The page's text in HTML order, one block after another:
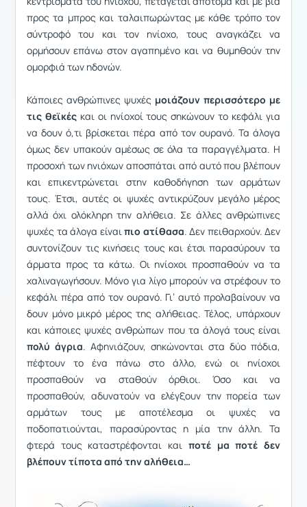
προς τα μπρος και ταλαιπωρώντας με κάθε τρόπο τον
σύντροφό του και τον ηνίοχο, τους αναγκάζει να
ορμήσουν επάνω στον αγαπημένο και να θυμηθούν την
ομορφιά των ηδονών.
Κάποιες ανθρώπινες ψυχές μοιάζουν περισσότερο με
τις θεϊκέςκαι οι ηνίοχοί τους σηκώνουν το κεφάλι για
να δουν ό,τι βρίσκεται πέρα από τον ουρανό. Τα άλογα
όμως δεν υπακούν αμέσως σε όλα τα παραγγέλματα. Η
προσοχή των ηνιόχων αποσπάται από αυτό που βλέπουν
και επικεντρώνεται στην καθοδήγηση των αρμάτων
τους. Έτσι, αυτές οι ψυχές αντικρύζουν μεγάλο μέρος
αλλά όχι ολόκληρη την αλήθεια. Σε άλλες ανθρώπινες
ψυχές τα άλογα είναιπιο ατίθασα. Δεν πειθαρχούν. Δεν
συντονίζουν τις κινήσεις τους και έτσι παρασύρουν τα
άρματα προς τα κάτω. Οι ηνίοχοι προσπαθούν να τα
χαλιναγωγήσουν. Μόνο για λίγο μπορούν να στρέφουν το
κεφάλι πέρα από τον ουρανό. Γι’ αυτό προλαβαίνουν να
δουν μόνο μικρό μέρος της αλήθειας. Τέλος, υπάρχουν
και κάποιες ψυχές ανθρώπων που τα άλογά τους είναι
πολύ άγρια. Αφηνιάζουν, σηκώνονται στα δύο πόδια,
πέφτουν το ένα πάνω στο άλλο, ενώ οι ηνίοχοι
προσπαθούν να σταθούν όρθιοι. Όσο και να
προσπαθούν, αδυνατούν να ελέγξουν την πορεία των
αρμάτων τους με αποτέλεσμα οι ψυχές να
ποδοπατιούνται, παρασύροντας η μία την άλλη. Τα
φτερά τους καταστρέφονται και ποτέ μα ποτέ δεν
βλέπουν τίποτα από την αλήθεια…